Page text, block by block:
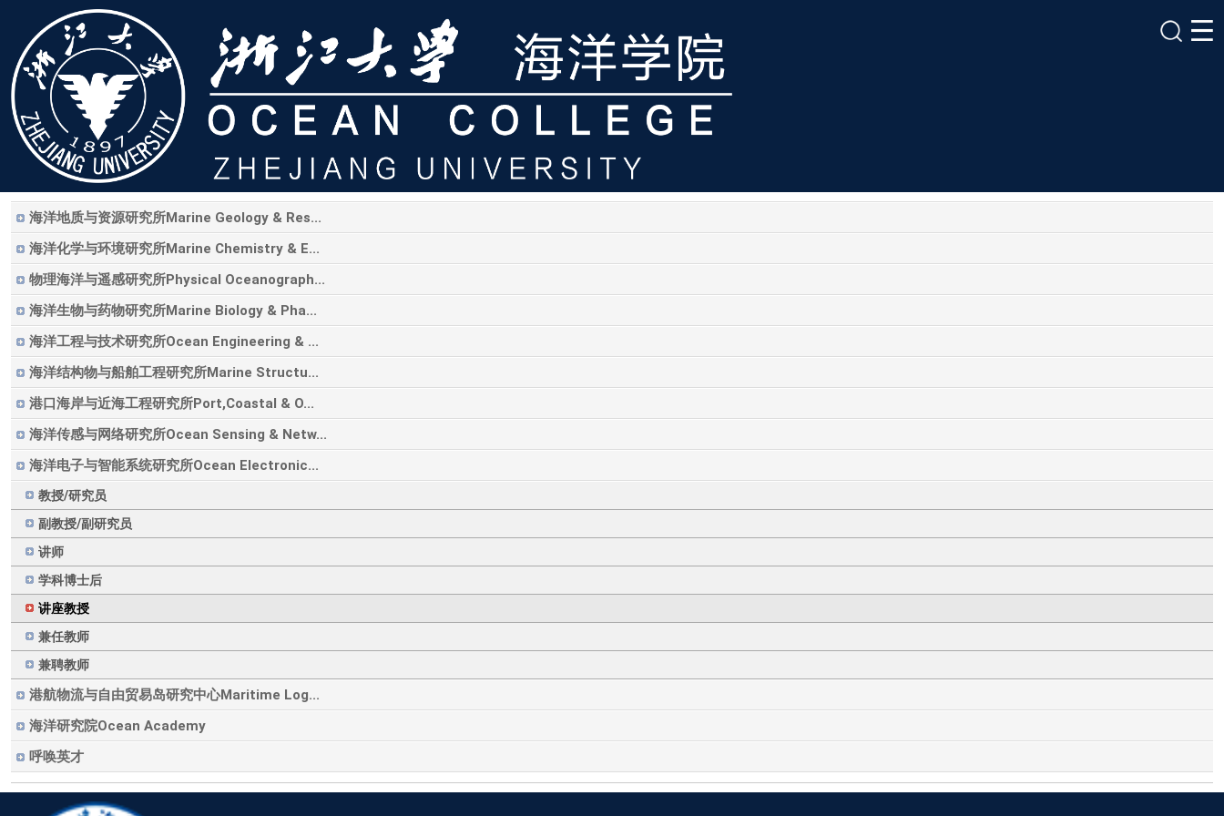
海洋地质与资源研究所Marine Geology & Res...
海洋化学与环境研究所Marine Chemistry & E...
物理海洋与遥感研究所Physical Oceanograph...
海洋生物与药物研究所Marine Biology & Pha...
海洋工程与技术研究所Ocean Engineering & ...
海洋结构物与船舶工程研究所Marine Structu...
港口海岸与近海工程研究所Port,Coastal & O...
海洋传感与网络研究所Ocean Sensing & Netw...
海洋电子与智能系统研究所Ocean Electronic...
教授/研究员
副教授/副研究员
讲师
学科博士后
讲座教授
兼任教师
兼聘教师
港航物流与自由贸易岛研究中心Maritime Log...
海洋研究院Ocean Academy
呼唤英才